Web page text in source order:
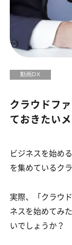
動画DX
クラウドフ
ておきたい
ビジネスを始め
を集めているク
実際、「クラウ
ネスを始めてみ
いでしょうか？